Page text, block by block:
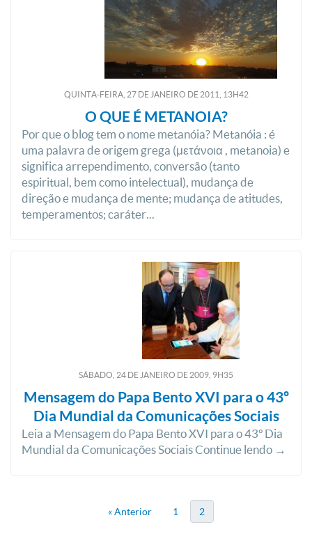
QUINTA-FEIRA, 27DEJANEIRO DE2011, 13H42
O QUE É METANOIA?
Por que o blog tem o nome metanóia? Metanóia : é
uma palavra de origem grega (μετάνοια , metanoia) e
significa arrependimento, conversão (tanto
espiritual, bem como intelectual), mudança de
direção e mudança de mente; mudança de atitudes,
temperamentos; caráter...
SÁBADO, 24 DEJANEIRO DE2009, 9H35
Mensagem do Papa Bento XVI para o 43º
Dia Mundial da Comunicações Sociais
Leia a Mensagem do Papa Bento XVI para o 43º Dia
Mundial da Comunicações Sociais Continue lendo →
« Anterior 1 2